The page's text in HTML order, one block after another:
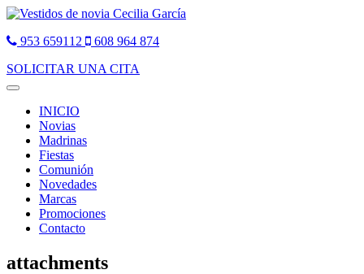
953 659112
608 964 874
SOLICITAR UNA CITA
Toggle
navigationINICIO
Novias
Madrinas
Fiestas
Comunión
Novedades
Marcas
Promociones
Contacto
attachments